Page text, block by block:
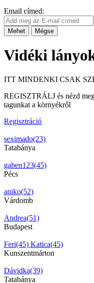
Email címed:
Mehet Mégse
Vidéki
ITT MINDENKI CSAK
REGISZTRÁLJ és nézd
tagunkat a környékről
Regisztráció
seximado(23)
Tatabánya
gaben123(45)
Pécs
aniko(52)
Várdomb
Andrea(51)
Budapest
Feri(45) Katica(45)
Kunszentmárton
Dávidka(39)
Tatabánya